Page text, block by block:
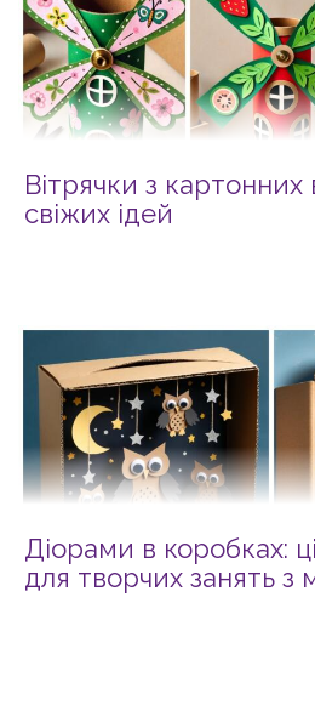
Вітрячки з картонних
свіжих ідей
Діорами в коробках:
для творчих занять з